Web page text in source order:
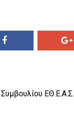
ΕΘ.Ε.Α.Σ.